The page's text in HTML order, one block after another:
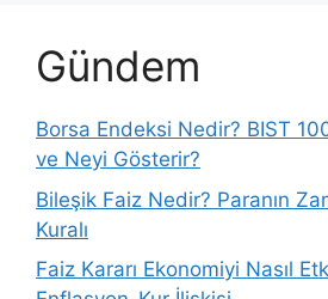
Gündem
Borsa Endeksi Nedir? BIST
ve Neyi Gösterir?
Bileşik Faiz Nedir? Paranın
Kuralı
Faiz Kararı Ekonomiyi Nasıl